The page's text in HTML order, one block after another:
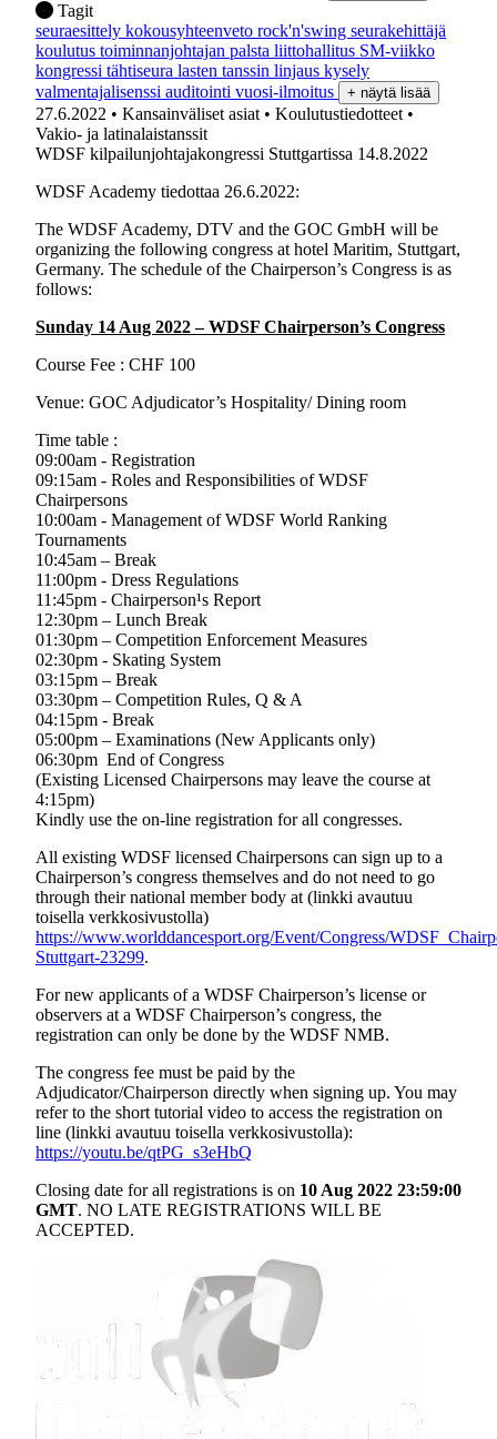
Tagit
seuraesittely kokousyhteenveto rock'n'swing seurakehittäjä
koulutus toiminnanjohtajan palsta liittohallitus SM-viikko
kongressi tähtiseura lasten tanssin linjaus kysely
valmentajalisenssi auditointi vuosi-ilmoitus + näytä lisää
27.6.2022 • Kansainväliset asiat • Koulutustiedotteet •
Vakio- ja latinalaistanssit
WDSF kilpailunjohtajakongressi Stuttgartissa 14.8.2022
WDSF Academy tiedottaa 26.6.2022:
The WDSF Academy, DTV and the GOC GmbH will be
organizing the following congress at hotel Maritim, Stuttgart,
Germany. The schedule of the Chairperson’s Congress is as
follows:
Sunday 14 Aug 2022 – WDSF Chairperson’s Congress
Course Fee : CHF 100
Venue: GOC Adjudicator’s Hospitality/ Dining room
Time table :
09:00am -­ Registration
09:15am -­ Roles and Responsibilities of WDSF
Chairpersons ­
10:00am -­ Management of WDSF World Ranking
Tournaments­
10:45am – Break
11:00pm ­- Dress Regulations ­
11:45pm -­ Chairperson¹s Report
12:30pm – Lunch Break
01:30pm – Competition Enforcement ­Measures
02:30pm ­- Skating System
03:15pm – Break
03:30pm – Competition Rules, Q & A ­
04:15pm ­- Break
05:00pm – Examinations (New Applicants only)
06:30pm ­ End of Congress
(Existing Licensed Chairpersons may leave the course at
4:15pm)
Kindly use the on-line registration for all congresses.
All existing WDSF licensed Chairpersons can sign up to a
Chairperson’s congress themselves and do not need to go
through their national member body at (linkki avautuu
toisella verkkosivustolla)
https://www.worlddancesport.org/Event/Congress/
Stuttgart-23299.
For new applicants of a WDSF Chairperson’s license or
observers at a WDSF Chairperson’s congress, the
registration can only be done by the WDSF NMB.
The congress fee must be paid by the
Adjudicator/Chairperson directly when signing up. You may
refer to the short tutorial video to access the registration on
line (linkki avautuu toisella verkkosivustolla):
https://youtu.be/qtPG_s3eHbQ
Closing date for all registrations is on 10 Aug 2022 23:59:00
GMT. NO LATE REGISTRATIONS WILL BE
ACCEPTED.